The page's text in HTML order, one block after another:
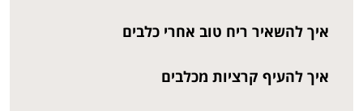
איך להשאיר ריח טוב אחרי כלבים
איך להעיף קרציות מכלבים